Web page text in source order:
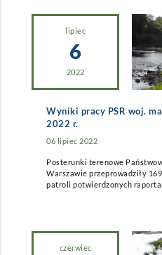
lipiec
6
2022
Wyniki pracy PSR woj.
2022 r.
06 lipiec 2022
Posterunki terenowe
Warszawie przeprowadziły
patroli potwierdzonych
czerwiec